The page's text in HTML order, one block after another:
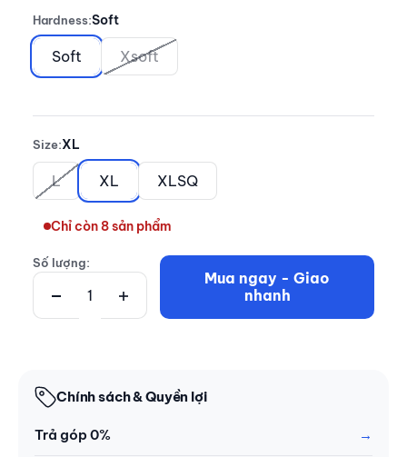
Hardness:Soft
Soft Xsoft
Size:XL
L XL XLSQ
Chỉ còn 8 sản phẩm
Số lượng:
Mua ngay - Giao
nhanh
Chính sách & Quyền lợi
Trả góp 0%